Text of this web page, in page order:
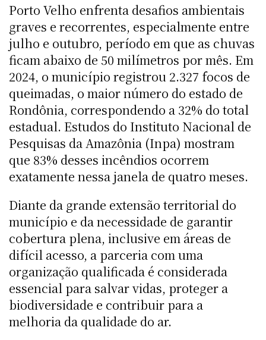
Porto Velho enfrenta desafios ambientais
graves e recorrentes, especialmente entre
julho e outubro, período em que as chuvas
ficam abaixo de 50 milímetros por mês. Em
2024, o município registrou 2.327 focos de
queimadas, o maior número do estado de
Rondônia, correspondendo a 32% do total
estadual. Estudos do Instituto Nacional de
Pesquisas da Amazônia (Inpa) mostram
que 83% desses incêndios ocorrem
exatamente nessa janela de quatro meses.
Diante da grande extensão territorial do
município e da necessidade de garantir
cobertura plena, inclusive em áreas de
difícil acesso, a parceria com uma
organização qualificada é considerada
essencial para salvar vidas, proteger a
biodiversidade e contribuir para a
melhoria da qualidade do ar.